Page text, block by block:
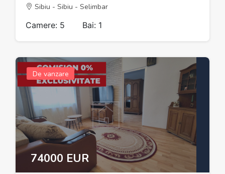
Sibiu - Sibiu - Selimbar
Camere: 5 Bai: 1
De vanzare
74000 EUR